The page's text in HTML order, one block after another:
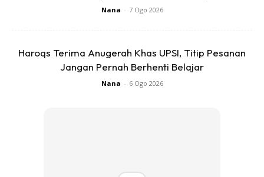
Sedap cara saya ni dan mudah tak lembik senang
Nana - 7 Ogo 2026
Haroqs Terima Anugerah Khas UPSI, Titip Pesanan
Jangan Pernah Berhenti Belajar
Nana - 6 Ogo 2026